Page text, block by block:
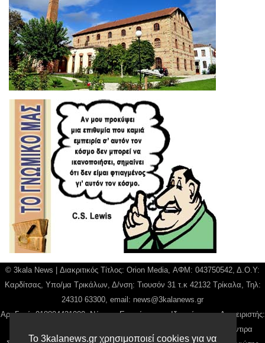
Το 3kalanews.gr χρησιμοποιεί cookies για να
© 3kala News | Διακριτικός Τίτλος: Orion Media, ΑΦΜ: 043750542, Δ.Ο.Υ:
Καρδίτσας, Υπο/μα Τρικάλων, Δ/νση: Τιουσόν 31 τ.κ 42132 Τρίκαλα, Τηλ:
24310 63300, email: news@3kalanews.gr
Αρ. Γεμή: 018804431000, Νόμιμος Εκπρόσωπος, Ιδιοκτήτης και Διαχειριστής:
Παναγιώτης Φιλίππου, Διευθύντρια: Γιαννουσά Βασιλική, Διευθύντιρα